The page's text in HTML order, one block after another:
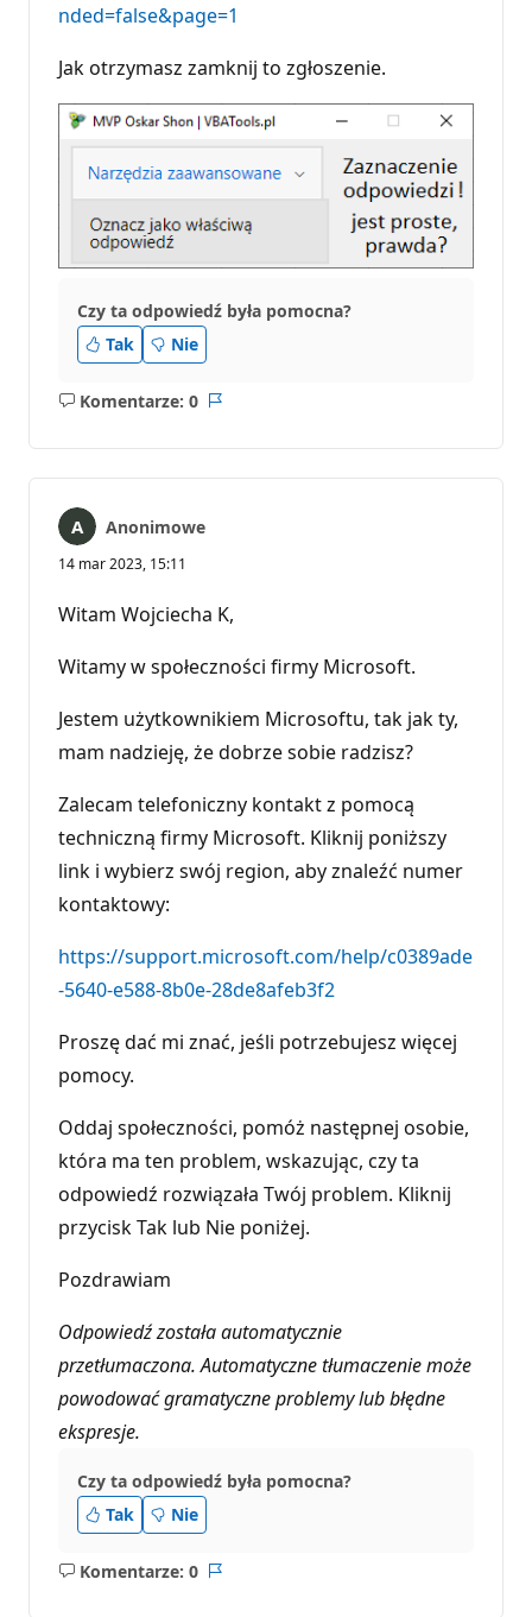
nded=false&page=1
Jak otrzymasz zamknij to zgłoszenie.
Czy ta odpowiedź była pomocna?
Tak
Nie
Komentarze: 0
Brak
Anonimowe
14 mar 2023, 15:11
Witam Wojciecha K,
Witamy w społeczności firmy Microsoft.
Jestem użytkownikiem Microsoftu, tak jak ty,
mam nadzieję, że dobrze sobie radzisz?
Zalecam telefoniczny kontakt z pomocą
techniczną firmy Microsoft. Kliknij poniższy
link i wybierz swój region, aby znaleźć numer
kontaktowy:
https://support.microsoft.com/help/c0389ade
-5640-e588-8b0e-28de8afeb3f2
Proszę dać mi znać, jeśli potrzebujesz więcej
pomocy.
Oddaj społeczności, pomóż następnej osobie,
która ma ten problem, wskazując, czy ta
odpowiedź rozwiązała Twój problem. Kliknij
przycisk Tak lub Nie poniżej.
Pozdrawiam
Odpowiedź została automatycznie
przetłumaczona. Automatyczne tłumaczenie może
powodować gramatyczne problemy lub błędne
ekspresje.
Czy ta odpowiedź była pomocna?
Tak
Nie
Komentarze: 0
Brak